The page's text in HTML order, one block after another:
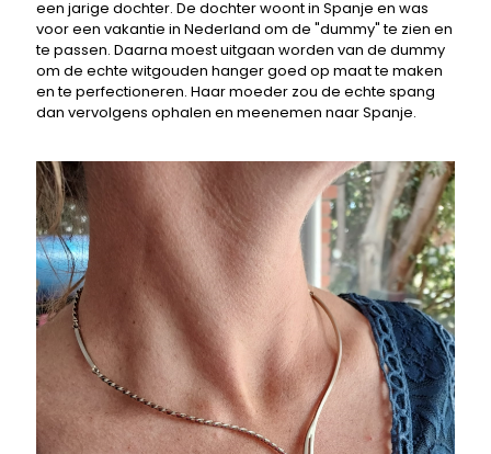
een jarige dochter. De dochter woont in Spanje en was
voor een vakantie in Nederland om de "dummy" te zien en
te passen. Daarna moest uitgaan worden van de dummy
om de echte witgouden hanger goed op maat te maken
en te perfectioneren. Haar moeder zou de echte spang
dan vervolgens ophalen en meenemen naar Spanje.